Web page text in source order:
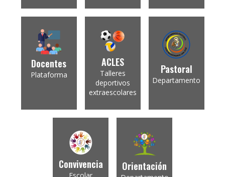
Docentes
Plataforma
ACLES
Talleres
deportivos
extraescolares
Pastoral
Departamento
Convivencia
Escolar
Orientación